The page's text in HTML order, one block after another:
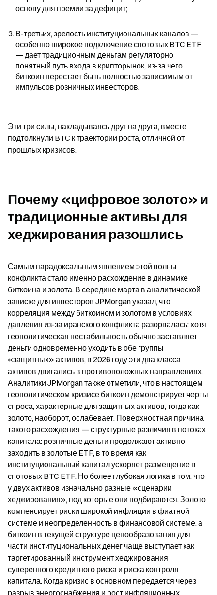
основу для премии за дефицит;
В-третьих, зрелость институциональных каналов —
особенно широкое подключение спотовых BTC ETF
— дает традиционным деньгам регуляторно
понятный путь входа в крипторынок, из-за чего
биткоин перестает быть полностью зависимым от
импульсов розничных инвесторов.
Эти три силы, накладываясь друг на друга, вместе
подтолкнули BTC к траектории роста, отличной от
прошлых кризисов.
Почему «цифровое золото» и
традиционные активы для
хеджирования разошлись
Самым парадоксальным явлением этой волны
конфликта стало именно расхождение в динамике
биткоина и золота. В середине марта в аналитической
записке для инвесторов JPMorgan указал, что
корреляция между биткоином и золотом в условиях
давления из-за иранского конфликта разорвалась: хотя
геополитическая нестабильность обычно заставляет
деньги одновременно уходить в обе группы
«защитных» активов, в 2026 году эти два класса
активов двигались в противоположных направлениях.
Аналитики JPMorgan также отметили, что в настоящем
геополитическом кризисе биткоин демонстрирует черты
спроса, характерные для защитных активов, тогда как
золото, наоборот, ослабевает. Поверхностная причина
такого расхождения — структурные различия в потоках
капитала: розничные деньги продолжают активно
заходить в золотые ETF, в то время как
институциональный капитал ускоряет размещение в
спотовых BTC ETF. Но более глубокая логика в том, что
у двух активов изначально разные «сценарии
хеджирования», под которые они подбираются. Золото
компенсирует риски широкой инфляции в фиатной
системе и неопределенность в финансовой системе, а
биткоин в текущей структуре ценообразования для
части институциональных денег чаще выступает как
таргетированный инструмент хеджирования
суверенного кредитного риска и риска контроля
капитала. Когда кризис в основном передается через
разрыв энергоснабжения и рост инфляционных